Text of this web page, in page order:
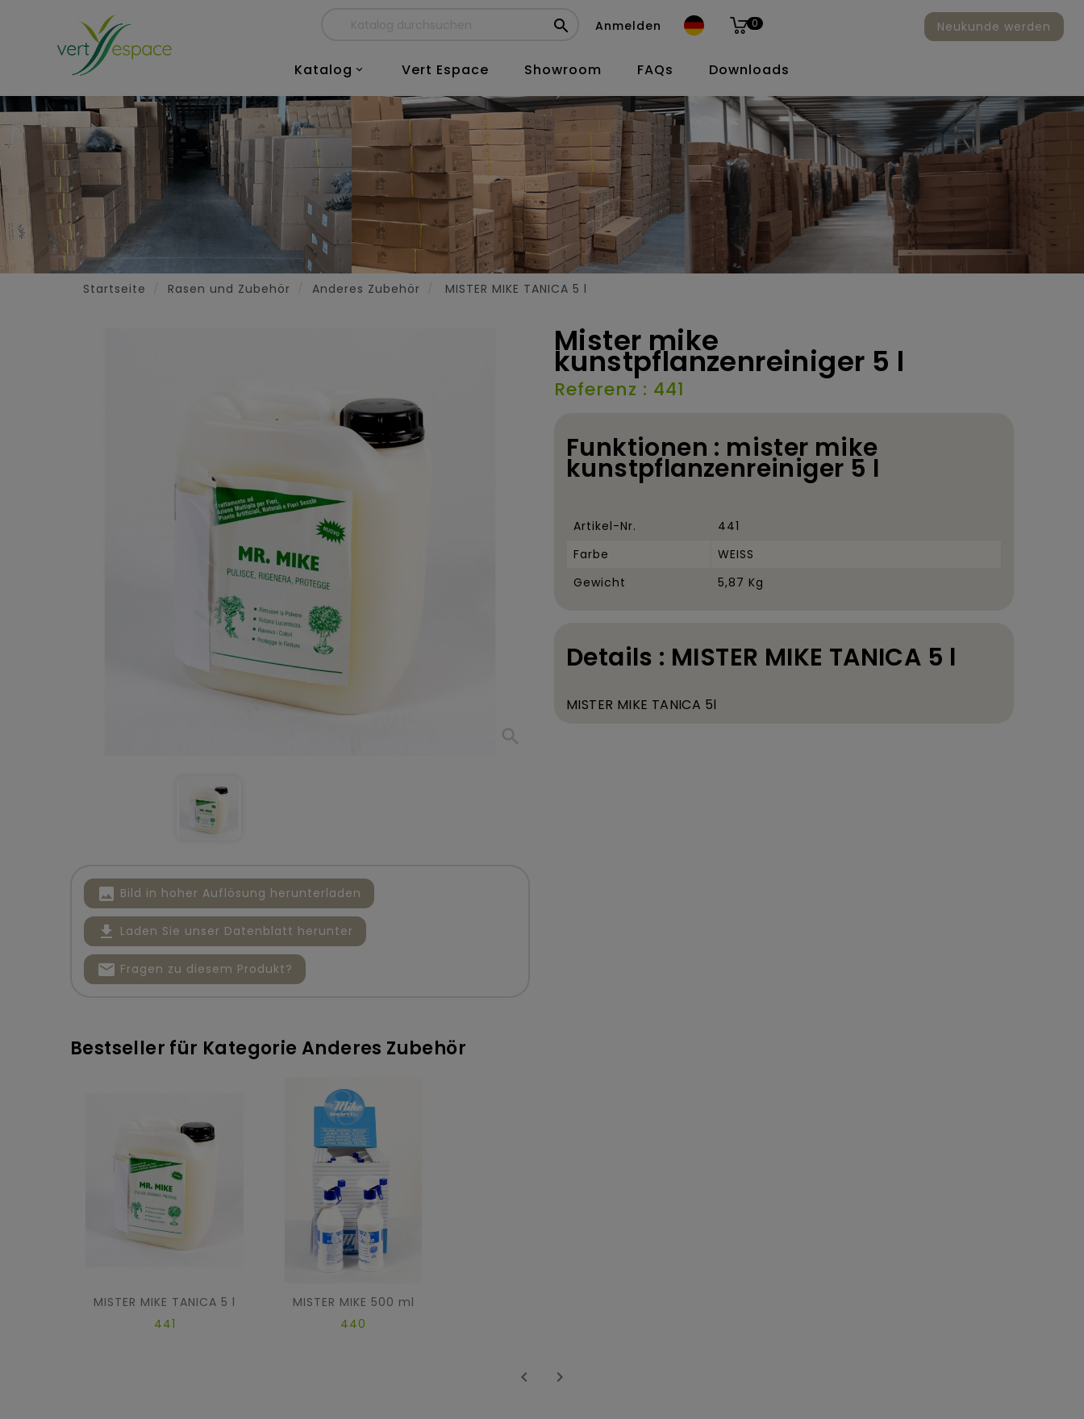
 Anmelden 0

Katalog Vert Espace Showroom FAQs Downloads
Neukunde werden
Startseite Rasen und Zubehör Anderes Zubehör MISTER MIKE TANICA 5 l
search
image Bild in hoher Auflösung herunterladen
file_download Laden Sie unser Datenblatt herunter
mail Fragen zu diesem Produkt?
Mister mike
kunstpflanzenreiniger 5 l
Referenz : 441
Funktionen : mister mike
kunstpflanzenreiniger 5 l
Artikel-Nr.
441
Farbe
WEISS
Gewicht
5,87 Kg
Details : MISTER MIKE TANICA 5 l
MISTER MIKE TANICA 5l
Bestseller für Kategorie Anderes Zubehör
MISTER MIKE TANICA 5 l
441
MISTER MIKE 500 ml
440
 